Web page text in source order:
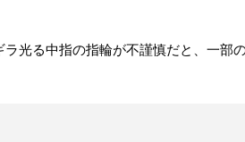
光る中指の指輪が不謹慎だと、一部